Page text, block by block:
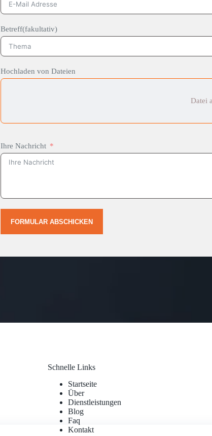
Betreff(fakultativ)
Hochladen von Dateien
Datei
Ihre Nachricht
FORMULAR ABSCHICKEN
Schnelle Links
Startseite
Über
Dienstleistungen
Blog
Faq
Kontakt